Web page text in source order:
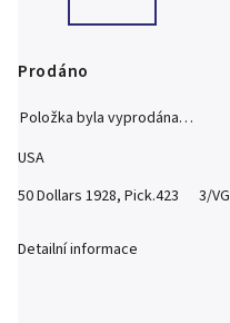
Prodáno
Položka byla vyprodána…
USA
50 Dollars 1928, Pick.423 3/VG
Detailní informace